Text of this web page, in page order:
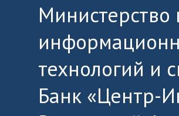
Министерство
технологий и
Банк «Центр-